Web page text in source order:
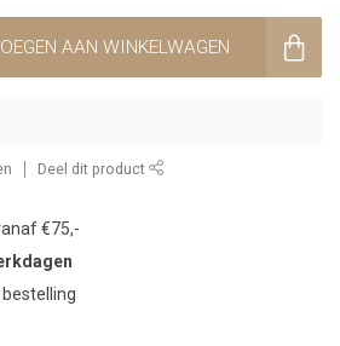
AAN WINKELWAGEN
Deel dit product
€75,-
bestelling